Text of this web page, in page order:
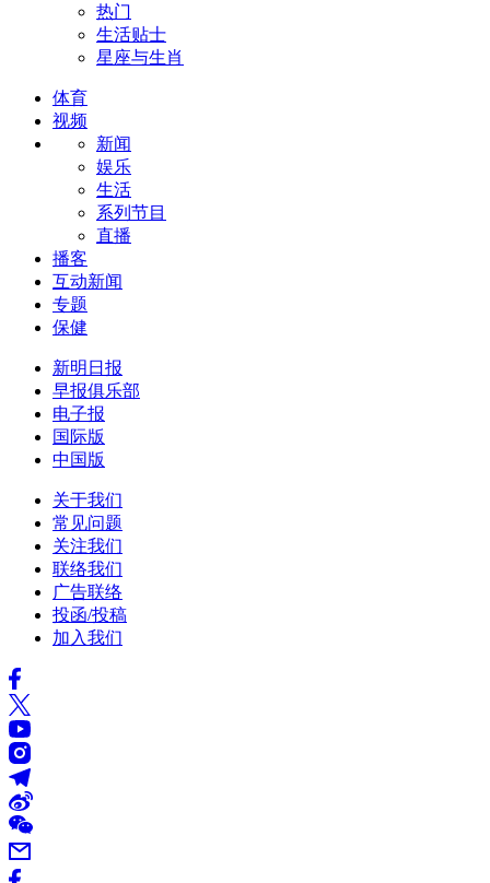
热门
生活贴士
星座与生肖
体育
视频
新闻
娱乐
生活
系列节目
直播
播客
互动新闻
专题
保健
新明日报
早报俱乐部
电子报
国际版
中国版
关于我们
常见问题
关注我们
联络我们
广告联络
投函/投稿
加入我们